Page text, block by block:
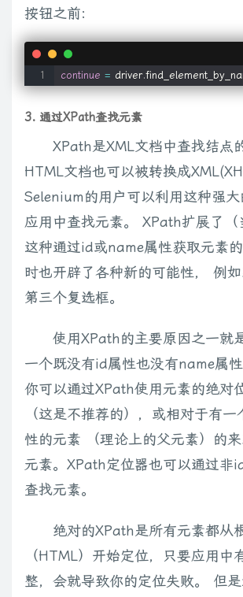
按钮之前:
continue = driver.
3. 通过XPath查找元素
XPath是XML文档中查找结点
HTML文档也可以被转换成
Selenium的用户可以利用这种强
应用中查找元素。 XPath扩展了（
这种通过id或name属性获取元素
时也开辟了各种新的可能性， 例
第三个复选框。
使用XPath的主要原因之一就
一个既没有id属性也没有name属性
你可以通过XPath使用元素的绝对
（这是不推荐的），或相对于有
性的元素 （理论上的父元素）的
元素。XPath定位器也可以通过非
查找元素。
绝对的XPath是所有元素都从
（HTML）开始定位，只要应用中
整，会就导致你的定位失败。 但